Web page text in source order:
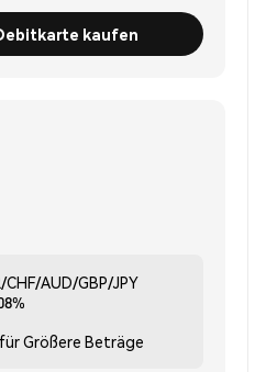
kaufen
CHF/AUD/GBP/JPY
Größere Beträge